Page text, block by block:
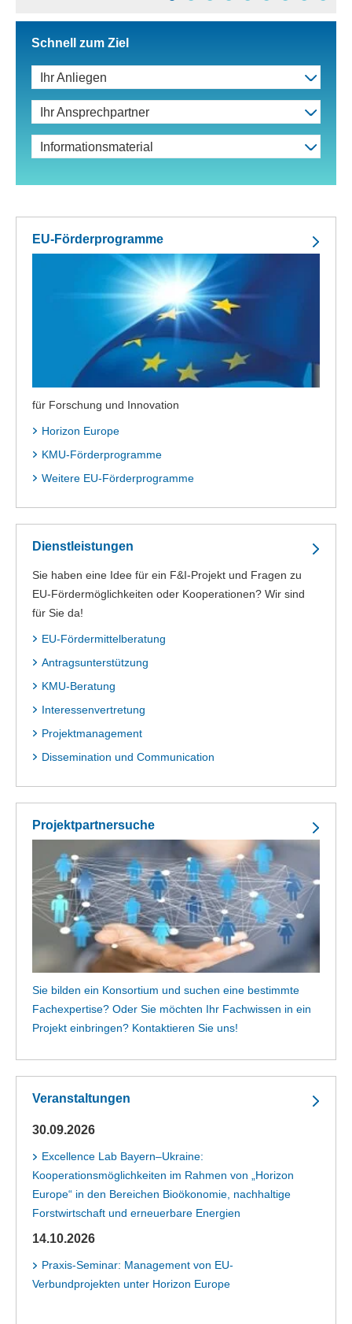
Schnell zum Ziel
Ihr Anliegen
Ihr Ansprechpartner
Informationsmaterial
EU-Förderprogramme
für Forschung und Innovation
Horizon Europe
KMU-Förderprogramme
Weitere EU-Förderprogramme
Dienstleistungen
Sie haben eine Idee für ein F&I-Projekt und Fragen zu
EU-Fördermöglichkeiten oder Kooperationen? Wir sind
für Sie da!
EU-Fördermittelberatung
Antragsunterstützung
KMU-Beratung
Interessenvertretung
Projektmanagement
Dissemination und Communication
Projektpartnersuche
Sie bilden ein Konsortium und suchen eine bestimmte
Fachexpertise? Oder Sie möchten Ihr Fachwissen in ein
Projekt einbringen? Kontaktieren Sie uns!
Veranstaltungen
30.09.2026
Excellence Lab Bayern–Ukraine:
Kooperationsmöglichkeiten im Rahmen von „Horizon
Europe“ in den Bereichen Bioökonomie, nachhaltige
Forstwirtschaft und erneuerbare Energien
14.10.2026
Praxis-Seminar: Management von EU-
Verbundprojekten unter Horizon Europe